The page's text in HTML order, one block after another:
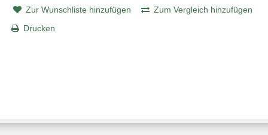
Zur Wunschliste hinzufügen
Zum Vergleich hinzufügen
Drucken